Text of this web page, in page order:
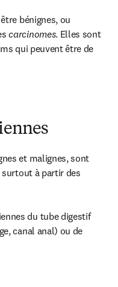
bénignes, ou
carcinomes. Elles sont
qui peuvent être de
et malignes, sont
à partir des
du tube digestif
canal anal) ou de